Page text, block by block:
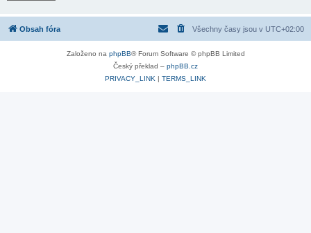
Obsah fóra Všechny časy jsou v UTC+02:00
Založeno na phpBB® Forum Software © phpBB Limited
Český překlad – phpBB.cz
PRIVACY_LINK | TERMS_LINK